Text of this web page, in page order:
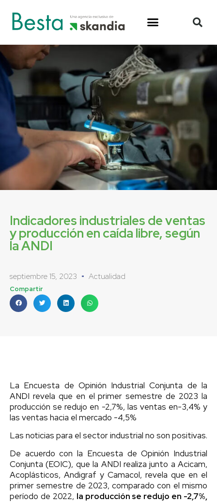
Indicadores industriales de ventas
y producción en caída libre, según
la ANDI
septiembre 15, 2023 Actualidad
Compartir
La Encuesta de Opinión Industrial Conjunta de la
ANDI revela que en el primer semestre de 2023 la
producción se redujo en -2,7%, las ventas en-3,4% y
las ventas hacia el mercado -4,5%
Las noticias para el sector industrial no son positivas.
De acuerdo con la Encuesta de Opinión Industrial
Conjunta (EOIC), que la ANDI realiza junto a Acicam,
Acoplásticos, Andigraf y Camacol, revela que en el
primer semestre de 2023, comparado con el mismo
período de 2022, la producción se redujo en -2,7%,